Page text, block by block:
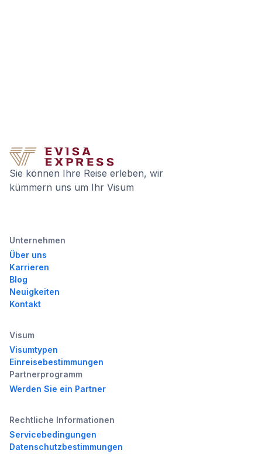
Sie können Ihre Reise erleben, wir
kümmern uns um Ihr Visum
Unternehmen
Über uns
Karrieren
Blog
Neuigkeiten
Kontakt
Visum
Visumtypen
Einreisebestimmungen
Partnerprogramm
Werden Sie ein Partner
Rechtliche Informationen
Servicebedingungen
Datenschutzbestimmungen